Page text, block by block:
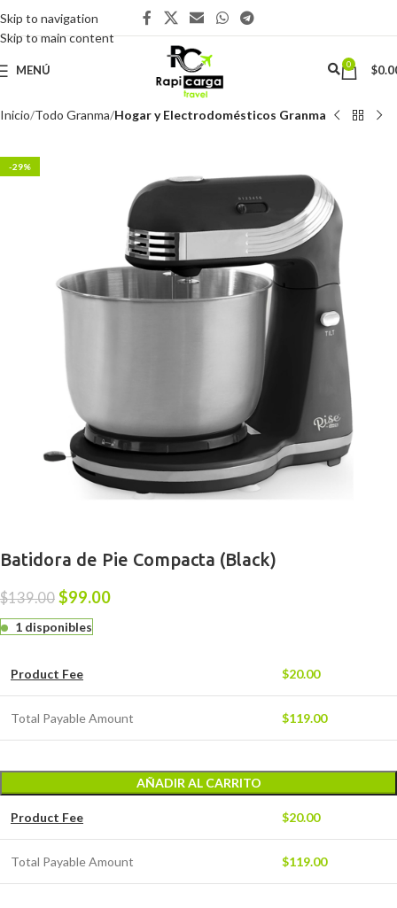
Skip to navigation
Skip to main content
MENÚ 0 $
Inicio Todo Granma Hogar y Electrodomésticos Granma
-29%
Batidora de Pie Compacta (Black)
$139.00 $99.00
1 disponibles
Product Fee $20.00
Total Payable Amount $119.00
AÑADIR AL CARRITO
Product Fee $20.00
Total Payable Amount $119.00